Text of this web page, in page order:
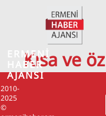
Kısa ve öz
2010-
2025
©
ERMENİ
HABER
AJANSI